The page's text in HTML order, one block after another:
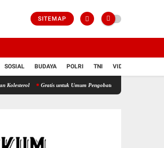
SITEMAP
SOSIAL BUDAYA POLRI TNI VIDIO
Gratis untuk Umum Pengobatan dan Cek Asam Urat Digelar